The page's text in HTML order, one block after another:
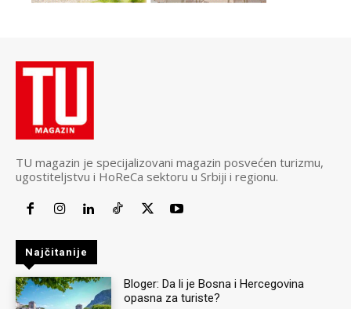
TU magazin je specijalizovani magazin posvećen turizmu,
ugostiteljstvu i HoReCa sektoru u Srbiji i regionu.
Najčitanije
Bloger: Da li je Bosna i Hercegovina
opasna za turiste?